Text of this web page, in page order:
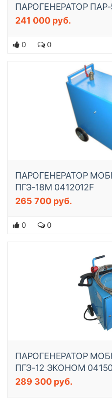
ПАРОГЕНЕРАТОР ПАР-
241 000 руб.
0 0
ПАРОГЕНЕРАТОР
ПГЭ-18М 0412012F
265 700 руб.
0 0
ПАРОГЕНЕРАТОР
ПГЭ-12 ЭКОНОМ
289 300 руб.